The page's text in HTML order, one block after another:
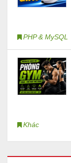
PHP & MySQL
Khác